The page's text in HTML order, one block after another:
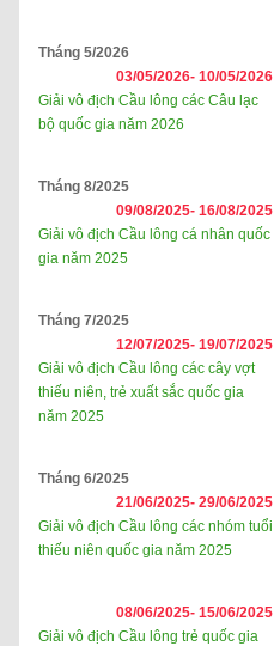
Tháng 5/2026
03/05/2026- 10/05/2026
Giải vô địch Cầu lông các Câu lạc
bộ quốc gia năm 2026
Tháng 8/2025
09/08/2025- 16/08/2025
Giải vô địch Cầu lông cá nhân quốc
gia năm 2025
Tháng 7/2025
12/07/2025- 19/07/2025
Giải vô địch Cầu lông các cây vợt
thiếu niên, trẻ xuất sắc quốc gia
năm 2025
Tháng 6/2025
21/06/2025- 29/06/2025
Giải vô địch Cầu lông các nhóm tuổi
thiếu niên quốc gia năm 2025
08/06/2025- 15/06/2025
Giải vô địch Cầu lông trẻ quốc gia